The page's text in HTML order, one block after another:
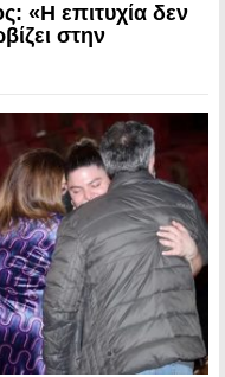
«Η επιτυχία δεν
στην